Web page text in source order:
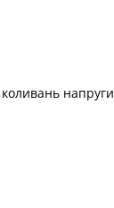
напруги